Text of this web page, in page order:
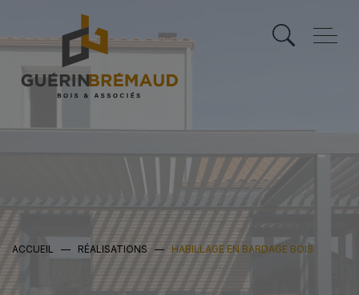
content
ACCUEIL — RÉALISATIONS — HABILLAGE EN BARDAGE BOIS